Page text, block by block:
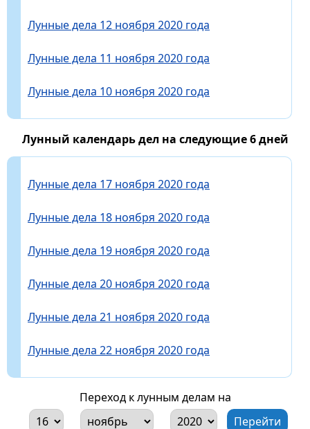
Лунные дела 12 ноября 2020 года
Лунные дела 11 ноября 2020 года
Лунные дела 10 ноября 2020 года
Лунный календарь дел на следующие 6 дней
Лунные дела 17 ноября 2020 года
Лунные дела 18 ноября 2020 года
Лунные дела 19 ноября 2020 года
Лунные дела 20 ноября 2020 года
Лунные дела 21 ноября 2020 года
Лунные дела 22 ноября 2020 года
Переход к лунным делам на